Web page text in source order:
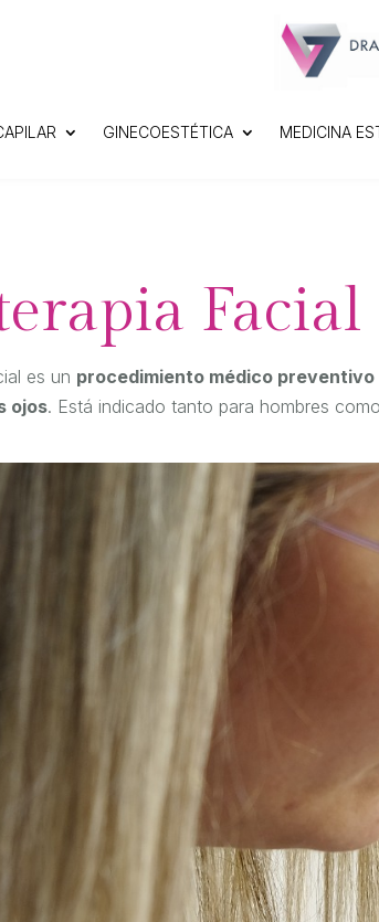
GINECOESTÉTICA MEDICINA
Facial
es un procedimiento médico
ojos. Está indicado tanto para hombres